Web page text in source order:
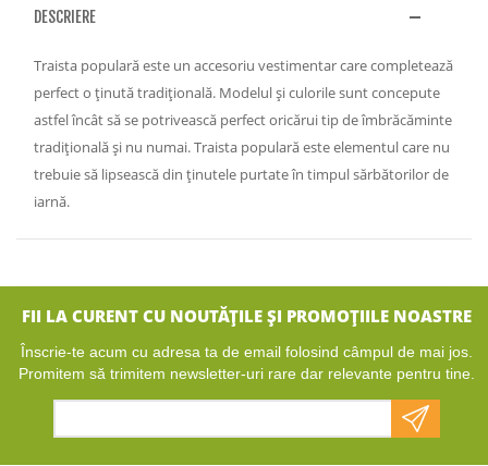
DESCRIERE
Traista populară este un accesoriu vestimentar care completează
perfect o ținută tradițională. Modelul și culorile sunt concepute
astfel încât să se potrivească perfect oricărui tip de îmbrăcăminte
tradițională și nu numai. Traista populară este elementul care nu
trebuie să lipsească din ținutele purtate în timpul sărbătorilor de
iarnă.
FII LA CURENT CU NOUTĂȚILE ȘI PROMOȚIILE NOASTRE
Înscrie-te acum cu adresa ta de email folosind câmpul de mai jos.
Promitem să trimitem newsletter-uri rare dar relevante pentru tine.